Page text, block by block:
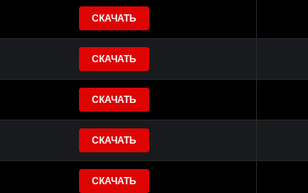
СКАЧАТЬ
СКАЧАТЬ
СКАЧАТЬ
СКАЧАТЬ
СКАЧАТЬ